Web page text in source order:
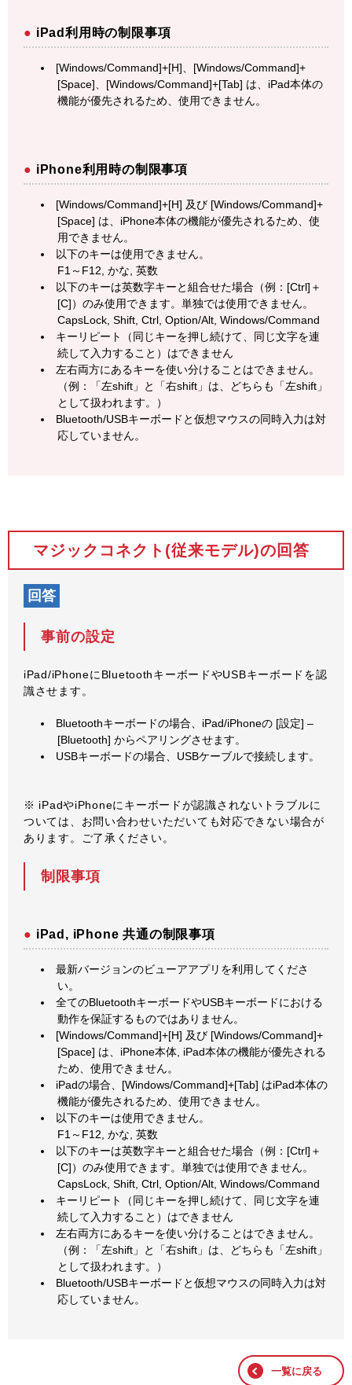
iPad利用時の制限事項
[Windows/Command]+[H]、[Windows/Command]+
[Space]、[Windows/Command]+[Tab] は、iPad本体の
機能が優先されるため、使用できません。
iPhone利用時の制限事項
[Windows/Command]+[H] 及び [Windows/Command]+
[Space] は、iPhone本体の機能が優先されるため、使
用できません。
以下のキーは使用できません。
F1～F12, かな, 英数
以下のキーは英数字キーと組合せた場合（例：[Ctrl]＋
[C]）のみ使用できます。単独では使用できません。
CapsLock, Shift, Ctrl, Option/Alt, Windows/Command
キーリピート（同じキーを押し続けて、同じ文字を連
続して入力すること）はできません
左右両方にあるキーを使い分けることはできません。
（例：「左shift」と「右shift」は、どちらも「左shift」
として扱われます。）
Bluetooth/USBキーボードと仮想マウスの同時入力は対
応していません。
マジックコネクト(従来モデル)の回答
回答
事前の設定
iPad/iPhoneにBluetoothキーボードやUSBキーボードを認
識させます。
Bluetoothキーボードの場合、iPad/iPhoneの [設定] –
[Bluetooth] からペアリングさせます。
USBキーボードの場合、USBケーブルで接続します。
※ iPadやiPhoneにキーボードが認識されないトラブルに
ついては、お問い合わせいただいても対応できない場合が
あります。ご了承ください。
制限事項
iPad, iPhone 共通の制限事項
最新バージョンのビューアアプリを利用してくださ
い。
全てのBluetoothキーボードやUSBキーボードにおける
動作を保証するものではありません。
[Windows/Command]+[H] 及び [Windows/Command]+
[Space] は、iPhone本体, iPad本体の機能が優先される
ため、使用できません。
iPadの場合、[Windows/Command]+[Tab] はiPad本体の
機能が優先されるため、使用できません。
以下のキーは使用できません。
F1～F12, かな, 英数
以下のキーは英数字キーと組合せた場合（例：[Ctrl]＋
[C]）のみ使用できます。単独では使用できません。
CapsLock, Shift, Ctrl, Option/Alt, Windows/Command
キーリピート（同じキーを押し続けて、同じ文字を連
続して入力すること）はできません
左右両方にあるキーを使い分けることはできません。
（例：「左shift」と「右shift」は、どちらも「左shift」
として扱われます。）
Bluetooth/USBキーボードと仮想マウスの同時入力は対
応していません。
一覧に戻る